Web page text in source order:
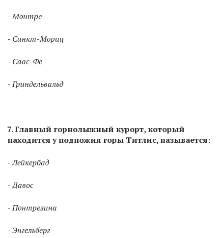
- Монтре
- Санкт-Мориц
- Саас-Фе
- Гриндельвальд
7. Главный горнолыжный курорт, который
находится у подножия горы Титлис, называется:
- Лейкербад
- Давос
- Понтрезина
- Энгельберг